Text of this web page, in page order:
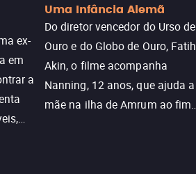
ex-
em
a
Uma Infância Alemã
Do diretor vencedor do Urso de
Ouro e do Globo de Ouro, Fatih
Akin, o filme acompanha
Nanning, 12 anos, que ajuda a
mãe na ilha de Amrum ao fim